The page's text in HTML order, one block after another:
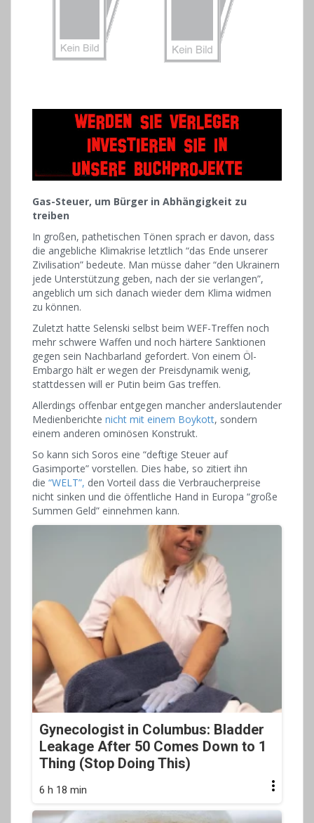
Gas-Steuer, um Bürger in Abhängigkeit zu
treiben
In großen, pathetischen Tönen sprach er davon, dass
die angebliche Klimakrise letztlich “das Ende unserer
Zivilisation” bedeute. Man müsse daher “den Ukrainern
jede Unterstützung geben, nach der sie verlangen”,
angeblich um sich danach wieder dem Klima widmen
zu können.
Zuletzt hatte Selenski selbst beim WEF-Treffen noch
mehr schwere Waffen und noch härtere Sanktionen
gegen sein Nachbarland gefordert. Von einem Öl-
Embargo hält er wegen der Preisdynamik wenig,
stattdessen will er Putin beim Gas treffen.
Allerdings offenbar entgegen mancher anderslautender
Medienberichte nicht mit einem Boykott, sondern
einem anderen ominösen Konstrukt.
So kann sich Soros eine “deftige Steuer auf
Gasimporte” vorstellen. Dies habe, so zitiert ihn
die “WELT”, den Vorteil dass die Verbraucherpreise
nicht sinken und die öffentliche Hand in Europa “große
Summen Geld” einnehmen kann.
Gynecologist in Columbus: Bladder
Leakage After 50 Comes Down to 1
Thing (Stop Doing This)
6 h 18 min